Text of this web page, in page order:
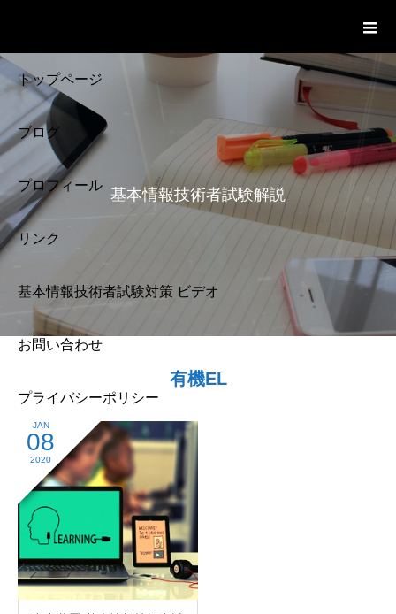
トップページ
ブログ
プロフィール
リンク
基本情報技術者試験対策 ビデオ
お問い合わせ
プライバシーポリシー
基本情報技術者試験解説
有機EL
JAN
08
2020